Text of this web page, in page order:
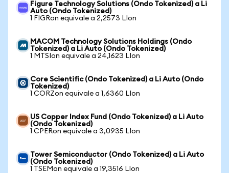
Figure Technology Solutions (Ondo Tokenized) a Li
Auto (Ondo Tokenized)
1 FIGRon equivale a 2,2573 LIon
MACOM Technology Solutions Holdings (Ondo
Tokenized) a Li Auto (Ondo Tokenized)
1 MTSIon equivale a 24,1623 LIon
Core Scientific (Ondo Tokenized) a Li Auto (Ondo
Tokenized)
1 CORZon equivale a 1,6360 LIon
US Copper Index Fund (Ondo Tokenized) a Li Auto
(Ondo Tokenized)
1 CPERon equivale a 3,0935 LIon
Tower Semiconductor (Ondo Tokenized) a Li Auto
(Ondo Tokenized)
1 TSEMon equivale a 19,3516 LIon